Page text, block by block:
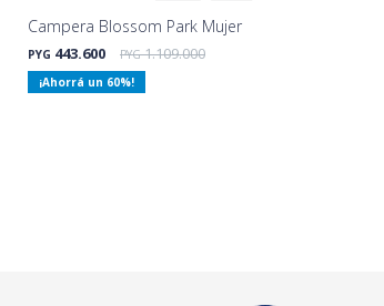
Campera Blossom Park Mujer
PYG 443.600 PYG 1.109.000
60